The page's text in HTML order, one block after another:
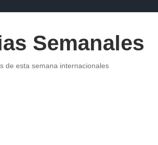
Semanales
de esta semana internacionales